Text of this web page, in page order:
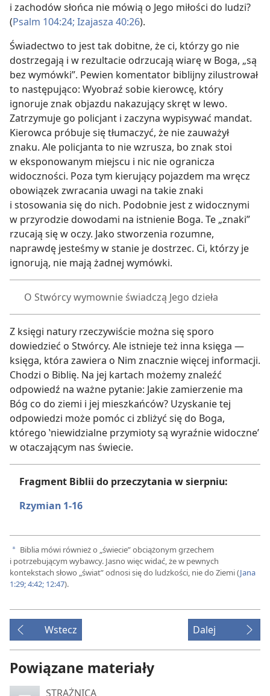
i zachodów słońca nie mówią o Jego miłości do ludzi?
(Psalm 104:24; Izajasza 40:26).
Świadectwo to jest tak dobitne, że ci, którzy go nie
dostrzegają i w rezultacie odrzucają wiarę w Boga, „są
bez wymówki”. Pewien komentator biblijny zilustrował
to następująco: Wyobraź sobie kierowcę, który
ignoruje znak objazdu nakazujący skręt w lewo.
Zatrzymuje go policjant i zaczyna wypisywać mandat.
Kierowca próbuje się tłumaczyć, że nie zauważył
znaku. Ale policjanta to nie wzrusza, bo znak stoi
w eksponowanym miejscu i nic nie ogranicza
widoczności. Poza tym kierujący pojazdem ma wręcz
obowiązek zwracania uwagi na takie znaki
i stosowania się do nich. Podobnie jest z widocznymi
w przyrodzie dowodami na istnienie Boga. Te „znaki”
rzucają się w oczy. Jako stworzenia rozumne,
naprawdę jesteśmy w stanie je dostrzec. Ci, którzy je
ignorują, nie mają żadnej wymówki.
O Stwórcy wymownie świadczą Jego dzieła
Z księgi natury rzeczywiście można się sporo
dowiedzieć o Stwórcy. Ale istnieje też inna księga —
księga, która zawiera o Nim znacznie więcej informacji.
Chodzi o Biblię. Na jej kartach możemy znaleźć
odpowiedź na ważne pytanie: Jakie zamierzenie ma
Bóg co do ziemi i jej mieszkańców? Uzyskanie tej
odpowiedzi może pomóc ci zbliżyć się do Boga,
którego ‛niewidzialne przymioty są wyraźnie widoczne’
w otaczającym nas świecie.
Fragment Biblii do przeczytania w sierpniu:
Rzymian 1-16
a Biblia mówi również o „świecie” obciążonym grzechem
i potrzebującym wybawcy. Jasno więc widać, że w pewnych
kontekstach słowo „świat” odnosi się do ludzkości, nie do Ziemi (Jana
1:29;4:42; 12:47).
Wstecz Dalej
Powiązane materiały
STRAŻNICA